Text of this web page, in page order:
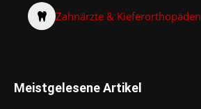
Zahnärzte & Kieferorthopäden
Meistgelesene Artikel